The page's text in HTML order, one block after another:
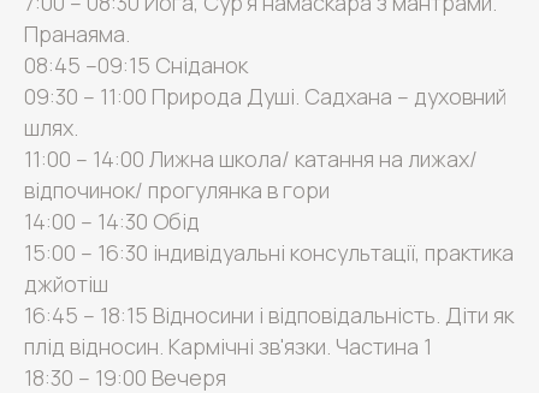
Пранаяма.
08:45 –09:15 Сніданок
09:30 – 11:00 Природа Душі. Садхана – духовний
шлях.
11:00 – 14:00 Лижна школа/ катання на лижах/
відпочинок/ прогулянка в гори
14:00 – 14:30 Обід
15:00 – 16:30 індивідуальні консультації, практика
джйотіш
16:45 – 18:15 Відносини і відповідальність. Діти як
плід відносин. Кармічні зв'язки. Частина 1
18:30 – 19:00 Вечеря